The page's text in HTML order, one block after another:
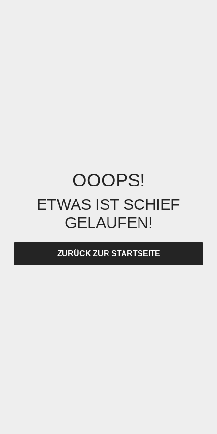
OOOPS!
ETWAS IST SCHIEF
GELAUFEN!
ZURÜCK ZUR STARTSEITE